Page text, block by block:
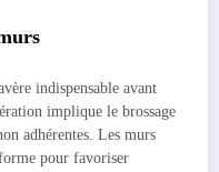
indispensable avant
implique le brossage
adhérentes. Les murs
pour favoriser